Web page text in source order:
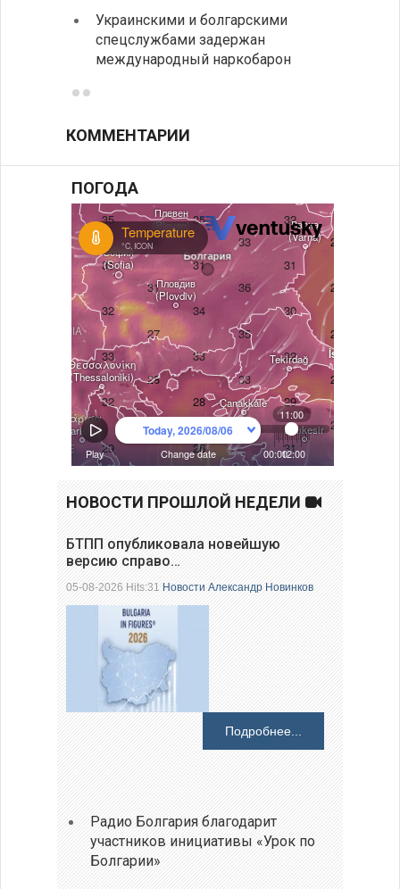
Украинскими и болгарскими
спецслужбами задержан
международный наркобарон
КОММЕНТАРИИ
ПОГОДА
НОВОСТИ ПРОШЛОЙ НЕДЕЛИ
БТПП опубликовала новейшую
версию справо…
05-08-2026 Hits:31Новости Александр Новинков
Подробнее...
Радио Болгария благодарит
участников инициативы «Урок по
Болгарии»